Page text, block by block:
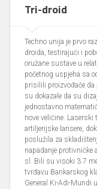
Tri-droid
Techno unija je prvo
droida, testirajući i
oružane sustave u
početnog uspjeha sa
prisilili proizvođače
su dokazale da su
jednostavno
nove veličine.
artiljerijske lansere,
poslužila za
napadanje protivničke
sl. Bili su visoki 3.7
tvrđavu Bankarskog
General Ki-Adi-Mundi